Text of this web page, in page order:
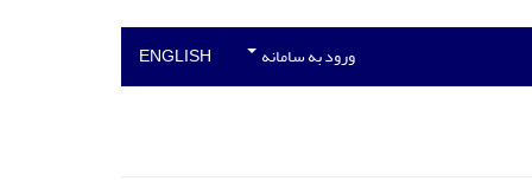
ورود به سامانه ENGLISH